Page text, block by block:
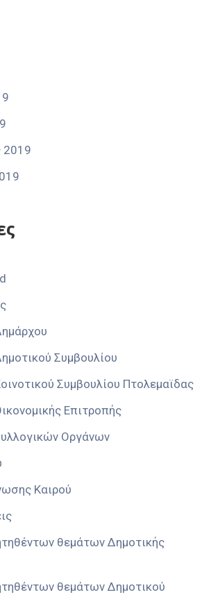
2019
Συμβουλίου
Συμβουλίου Πτολεμαϊδας
Επιτροπής
Οργάνων
Καιρού
θεμάτων Δημοτικής
θεμάτων Δημοτικού